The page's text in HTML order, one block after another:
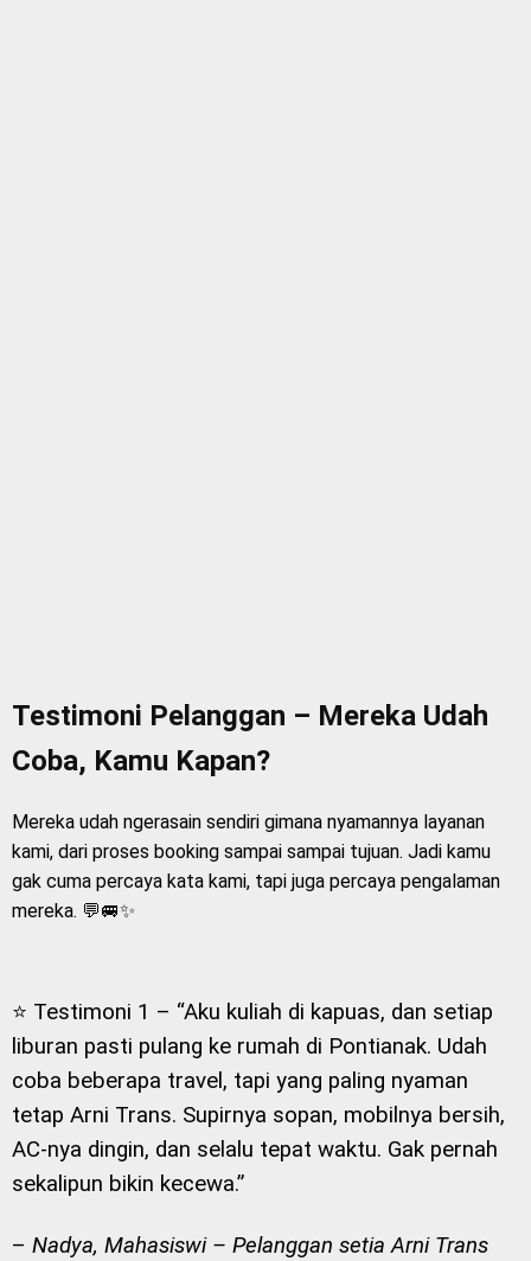
Testimoni Pelanggan – Mereka Udah
Coba, Kamu Kapan?
Mereka udah ngerasain sendiri gimana nyamannya layanan
kami, dari proses booking sampai sampai tujuan. Jadi kamu
gak cuma percaya kata kami, tapi juga percaya pengalaman
mereka. 💬🚐✨
⭐ Testimoni 1 – “Aku kuliah di kapuas, dan setiap
liburan pasti pulang ke rumah di Pontianak. Udah
coba beberapa travel, tapi yang paling nyaman
tetap Arni Trans. Supirnya sopan, mobilnya bersih,
AC-nya dingin, dan selalu tepat waktu. Gak pernah
sekalipun bikin kecewa.”
– Nadya, Mahasiswi – Pelanggan setia Arni Trans